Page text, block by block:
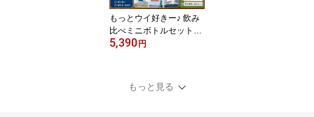
ラップ、キーホルダー ギ
フト
もっとウイ好きー♪ 飲み
比べミニボトルセット｜
ウイスキー 飲み比べ ミ
キュール ギフト プレゼ
ント 父の日 誕生日
5,390円
もっと見る